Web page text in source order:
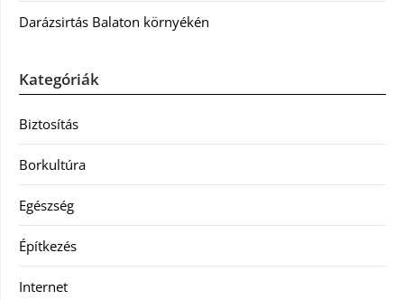
Darázsirtás Balaton környékén
Kategóriák
Biztosítás
Borkultúra
Egészség
Építkezés
Internet